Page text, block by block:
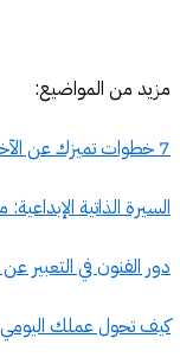
مزيد من المواضيع:
7 خطوات تميزك عن الآخرين في كتابة محتوى لينكد إن، اعرفها الآن!
السيرة الذاتية
دور الفنون في التعبير عن
كيف تحول عملك